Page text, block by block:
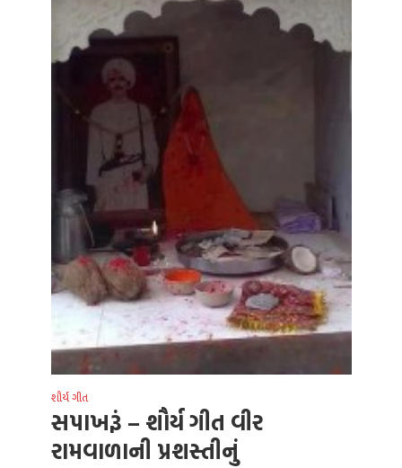
શૌર્ય ગીત
સપાખરૂં – શૌર્ય ગીત વીર
રામવાળાની પ્રશસ્તીનું